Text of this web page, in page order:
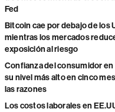
Fed
Bitcoin cae por debajo de los
mientras los mercados
exposición al riesgo
Confianza del consumidor en
su nivel más alto en cinco
las razones
Los costos laborales en